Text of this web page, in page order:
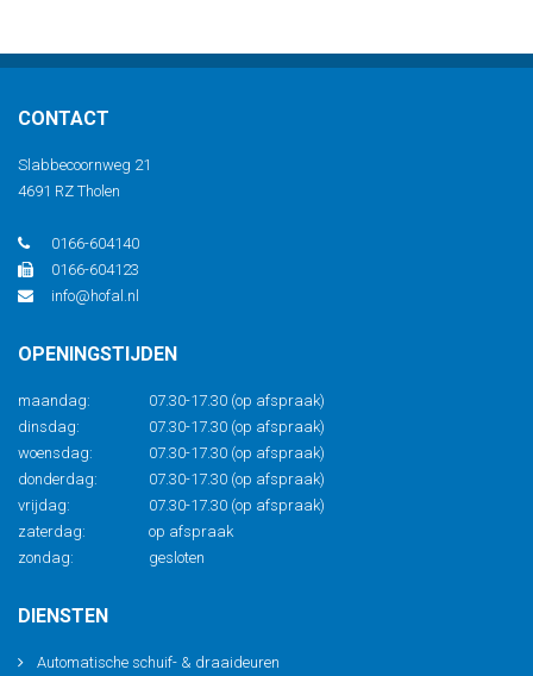
CONTACT
Slabbecoornweg 21
4691 RZ Tholen
0166-604140
0166-604123
info@hofal.nl
OPENINGSTIJDEN
maandag:
07.30-17.30 (op afspraak)
dinsdag:
07.30-17.30 (op afspraak)
woensdag:
07.30-17.30 (op afspraak)
donderdag:
07.30-17.30 (op afspraak)
vrijdag:
07.30-17.30 (op afspraak)
zaterdag:
op afspraak
zondag:
gesloten
DIENSTEN
Automatische schuif- & draaideuren